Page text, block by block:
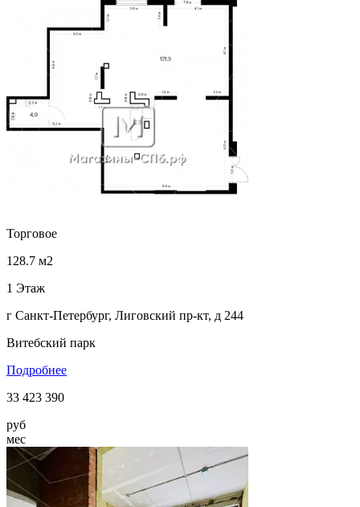
Торговое
128.7 м2
1 Этаж
г Санкт-Петербург, Лиговский пр-кт, д 244
Витебский парк
Подробнее
33 423 390
руб
мес